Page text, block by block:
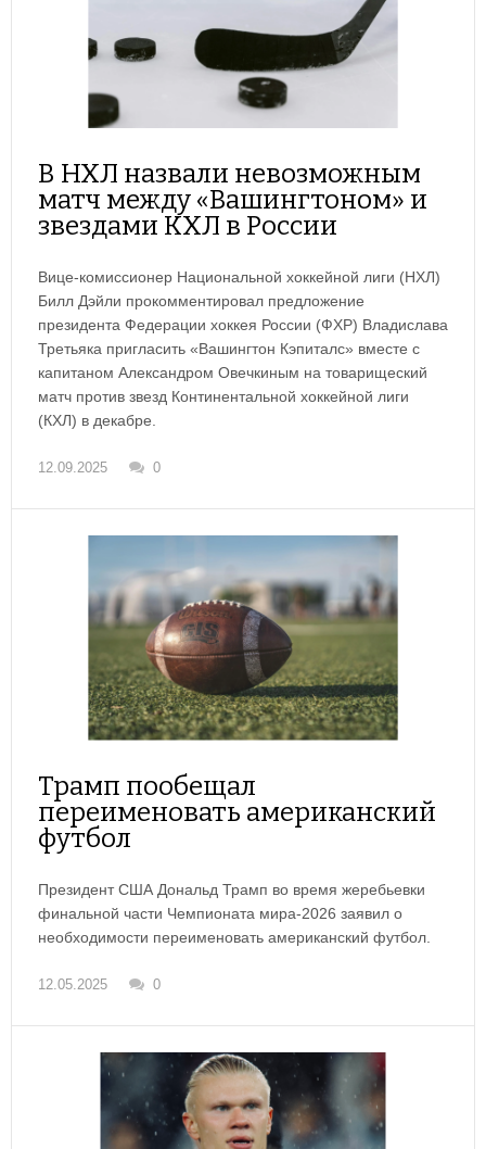
В НХЛ назвали невозможным
матч между «Вашингтоном» и
звездами КХЛ в России
Вице-комиссионер Национальной хоккейной лиги (НХЛ)
Билл Дэйли прокомментировал предложение
президента Федерации хоккея России (ФХР) Владислава
Третьяка пригласить «Вашингтон Кэпиталс» вместе с
капитаном Александром Овечкиным на товарищеский
матч против звезд Континентальной хоккейной лиги
(КХЛ) в декабре.
12.09.2025 0
Трамп пообещал
переименовать американский
футбол
Президент США Дональд Трамп во время жеребьевки
финальной части Чемпионата мира-2026 заявил о
необходимости переименовать американский футбол.
12.05.2025 0